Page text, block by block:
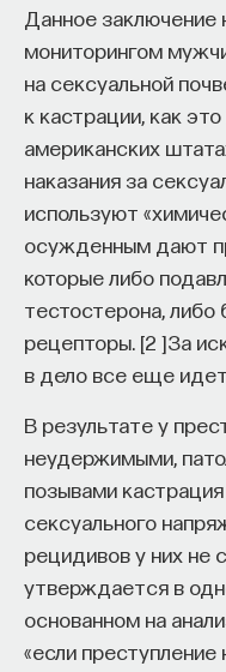
Данное
мониторингом
на сексуальной
к кастрации, как
американских
наказания за
используют
осужденным дают
которые либо
тестостерона,
рецепторы. [2 ]За
в дело все еще
В результате у
неудержимыми,
позывами
сексуального
рецидивов у них не
утверждается в
основанном на
«если преступление